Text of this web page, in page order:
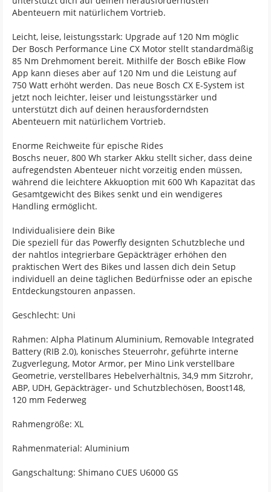
Abenteuern mit natürlichem Vortrieb.
Leicht, leise, leistungsstark: Upgrade auf 120 Nm möglic
Der Bosch Performance Line CX Motor stellt standardmäßig
85 Nm Drehmoment bereit. Mithilfe der Bosch eBike Flow
App kann dieses aber auf 120 Nm und die Leistung auf
750 Watt erhöht werden. Das neue Bosch CX E-System ist
jetzt noch leichter, leiser und leistungsstärker und
unterstützt dich auf deinen herausforderndsten
Abenteuern mit natürlichem Vortrieb.
Enorme Reichweite für epische Rides
Boschs neuer, 800 Wh starker Akku stellt sicher, dass deine
aufregendsten Abenteuer nicht vorzeitig enden müssen,
während die leichtere Akkuoption mit 600 Wh Kapazität das
Gesamtgewicht des Bikes senkt und ein wendigeres
Handling ermöglicht.
Individualisiere dein Bike
Die speziell für das Powerfly designten Schutzbleche und
der nahtlos integrierbare Gepäckträger erhöhen den
praktischen Wert des Bikes und lassen dich dein Setup
individuell an deine täglichen Bedürfnisse oder an epische
Entdeckungstouren anpassen.
Geschlecht: Uni
Rahmen: Alpha Platinum Aluminium, Removable Integrated
Battery (RIB 2.0), konisches Steuerrohr, geführte interne
Zugverlegung, Motor Armor, per Mino Link verstellbare
Geometrie, verstellbares Hebelverhältnis, 34,9 mm Sitzrohr,
ABP, UDH, Gepäckträger- und Schutzblechösen, Boost148,
120 mm Federweg
Rahmengröße: XL
Rahmenmaterial: Aluminium
Gangschaltung: Shimano CUES U6000 GS